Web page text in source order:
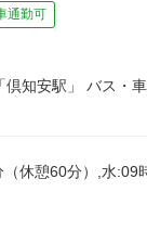
通勤可
倶知安駅」 バス・
休憩60分）,水:09